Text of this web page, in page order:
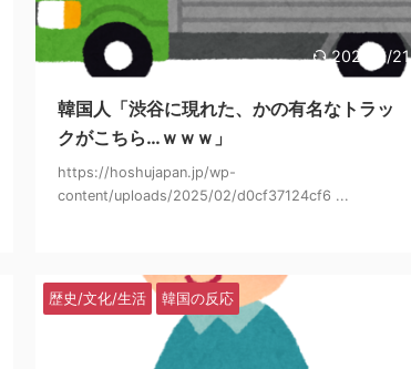
2025/2/21
韓国人「渋谷に現れた、かの有名なトラッ
クがこちら…ｗｗｗ」
https://hoshujapan.jp/wp-
content/uploads/2025/02/d0cf37124cf6 ...
歴史/文化/生活 韓国の反応